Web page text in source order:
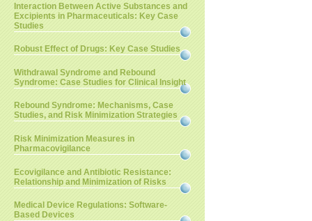
Interaction Between Active Substances and
Excipients in Pharmaceuticals: Key Case
Studies
Robust Effect of Drugs: Key Case Studies
Withdrawal Syndrome and Rebound
Syndrome: Case Studies for Clinical Insight
Rebound Syndrome: Mechanisms, Case
Studies, and Risk Minimization Strategies
Risk Minimization Measures in
Pharmacovigilance
Ecovigilance and Antibiotic Resistance:
Relationship and Minimization of Risks
Medical Device Regulations: Software-
Based Devices